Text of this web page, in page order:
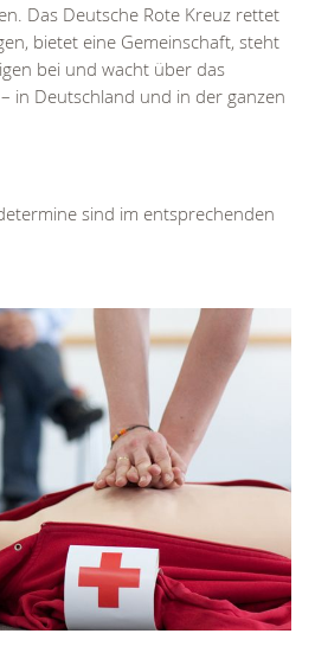
Das Deutsche Rote Kreuz rettet
bietet eine Gemeinschaft, steht
bei und wacht über das
in Deutschland und in der ganzen
sind im entsprechenden